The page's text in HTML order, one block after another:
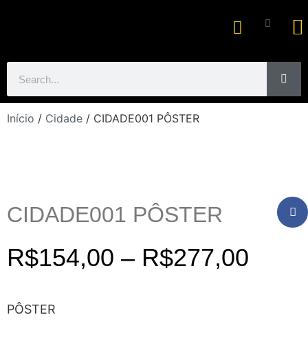
Início / Cidade / CIDADE001 PÔSTER
CIDADE001 PÔSTER
R$154,00 – R$277,00
PÔSTER